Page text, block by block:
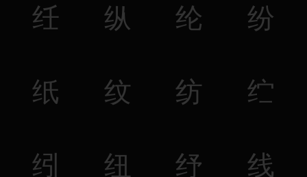
纴 纵 纶 纷
纸 纹 纺 纻
纼 纽 纾 线